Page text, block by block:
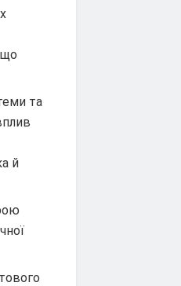
що
та
й